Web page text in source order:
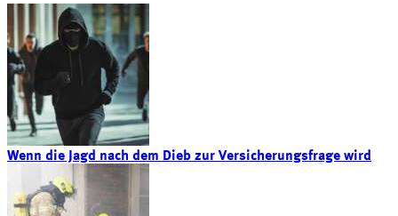
Wenn die Jagd nach dem Dieb zur Versicherungsfrage wird